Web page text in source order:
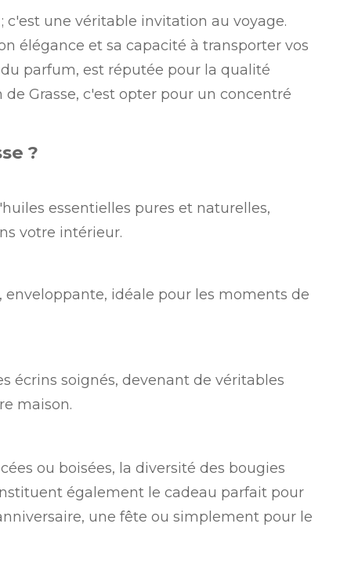
une véritable invitation au voyage.
élégance et sa capacité à transporter vos
parfum, est réputée pour la qualité
Grasse, c'est opter pour un concentré
?
essentielles pures et naturelles,
votre intérieur.
idéale pour les moments de
écrins soignés, devenant de véritables
maison.
ou boisées, la diversité des bougies
également le cadeau parfait pour
une fête ou simplement pour le